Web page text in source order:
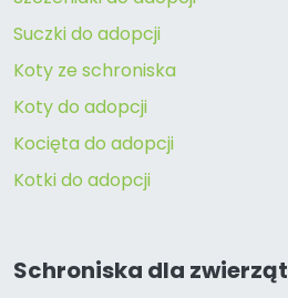
Suczki do adopcji
Koty ze schroniska
Koty do adopcji
Kocięta do adopcji
Kotki do adopcji
Schroniska dla zwierząt